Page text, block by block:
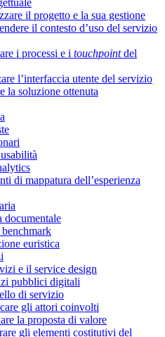
il progetto e la sua gestione
il contesto d’uso del servizio
i processi e i touchpointdel
l’interfaccia utente del servizio
la soluzione ottenuta
di mappatura dell’esperienza
documentale
euristica
e il service design
pubblici digitali
di servizio
gli attori coinvolti
la proposta di valore
gli elementi costitutivi del